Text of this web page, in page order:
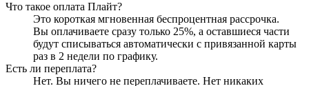
Что такое оплата Плайт?
Это короткая мгновенная беспроцентная рассрочка.
Вы оплачиваете сразу только 25%, а оставшиеся части
будут списываться автоматически с привязанной карты
раз в 2 недели по графику.
Есть ли переплата?
Нет. Вы ничего не переплачиваете. Нет никаких